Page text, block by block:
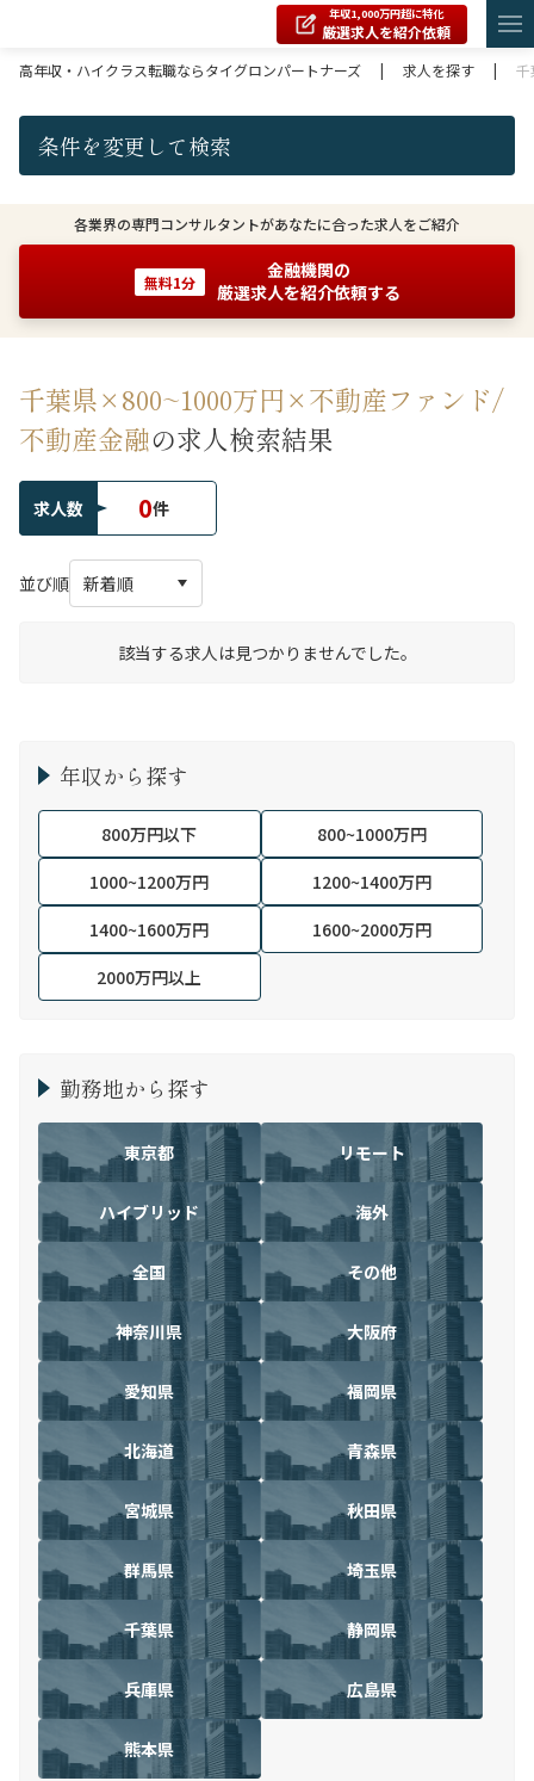
年収1,000万円超に特化
厳選求人を紹介依頼
高年収・ハイクラス転職ならタイグロンパートナーズ
| 求人を探す |
条件を変更して検索
各業界の専門コンサルタントがあなたに合った求人をご紹介
無料1分
金融機関の
厳選求人を紹介依頼する
千葉県×800~1000万円×不動産ファンド/
不動産金融の求人検索結果
求人数 0件
並び順
該当する求人は見つかりませんでした。
年収から探す
800万円以下
800~1000万円
1000~1200万円
1200~1400万円
1400~1600万円
1600~2000万円
2000万円以上
勤務地から探す
東京都 リモート
ハイブリッド 海外
全国 その他
神奈川県 大阪府
愛知県 福岡県
北海道 青森県
宮城県 秋田県
群馬県 埼玉県
千葉県 静岡県
兵庫県 広島県
熊本県